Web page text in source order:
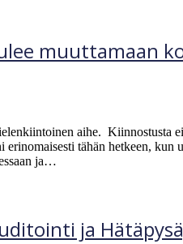
muuttamaan
aihe. Kiinnostusta
tähän hetkeen,
ja…
ja